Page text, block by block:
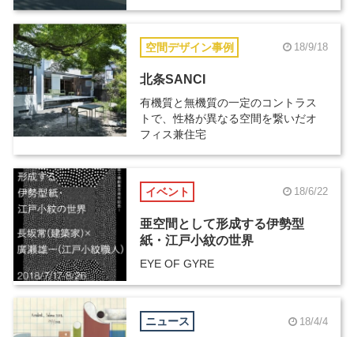
空間デザイン事例 18/9/18
北条SANCI
有機質と無機質の一定のコントラス
トで、性格が異なる空間を繋いだオ
フィス兼住宅
イベント 18/6/22
亜空間として形成する伊勢型
紙・江戸小紋の世界
EYE OF GYRE
ニュース 18/4/4